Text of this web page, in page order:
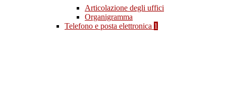
Articolazione degli uffici
Organigramma
Telefono e posta elettronica 1